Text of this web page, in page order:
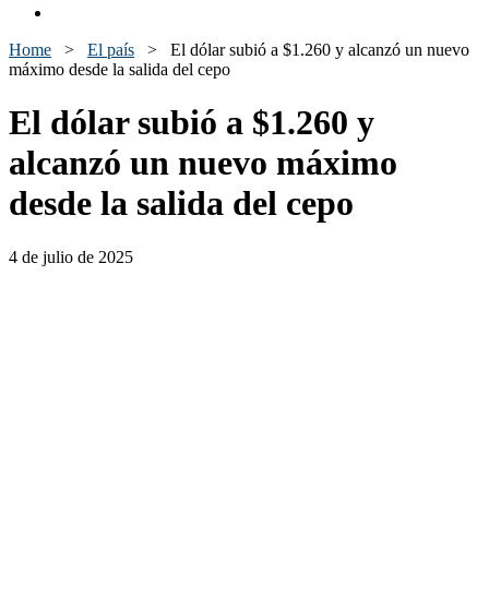
Home > El país > El dólar subió a $1.260 y alcanzó un nuevo
máximo desde la salida del cepo
El dólar subió a $1.260 y
alcanzó un nuevo máximo
desde la salida del cepo
4 de julio de 2025